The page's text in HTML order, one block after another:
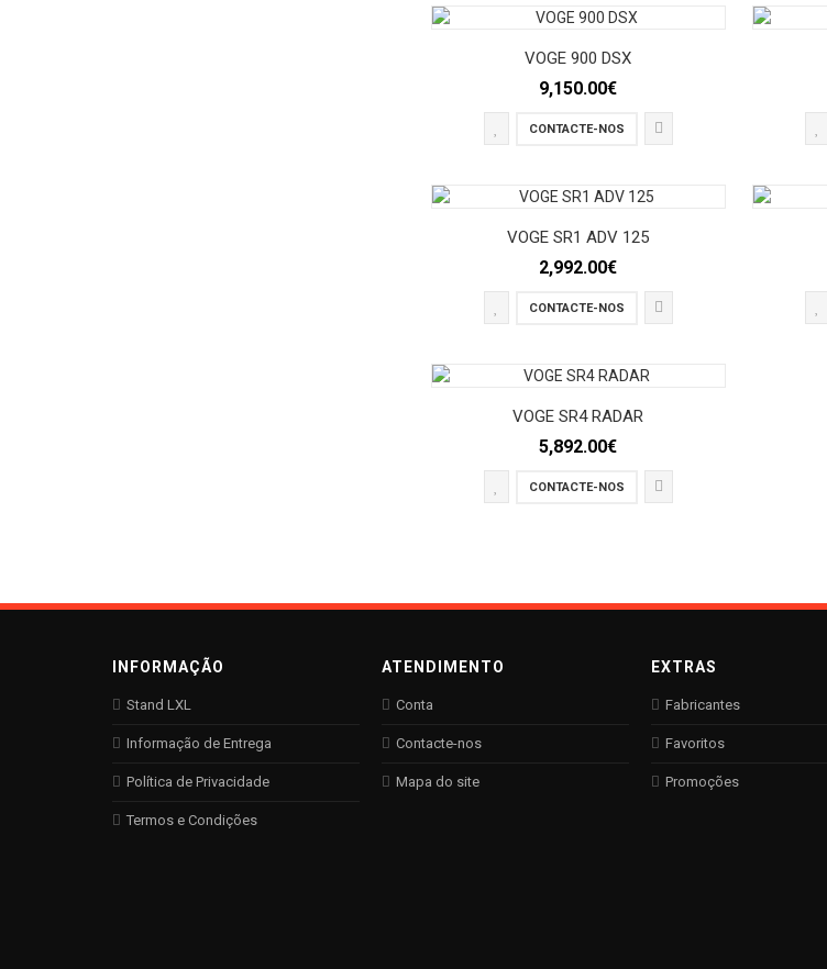
VOGE 900 DSX
9,150.00€
CONTACTE-NOS
VOGE SR1 ADV 125
2,992.00€
CONTACTE-NOS
VOGE SR4 RADAR
5,892.00€
CONTACTE-NOS
INFORMAÇÃO
Stand LXL
Informação de Entrega
Política de Privacidade
Termos e Condições
ATENDIMENTO
Conta
Contacte-nos
Mapa do site
EXTRAS
Fabricantes
Favoritos
Promoções